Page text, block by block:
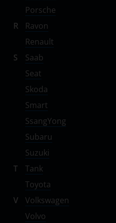
Porsche
R
Ravon
Renault
S
Saab
Seat
Skoda
Smart
SsangYong
Subaru
Suzuki
T
Tank
Toyota
V
Volkswagen
Volvo